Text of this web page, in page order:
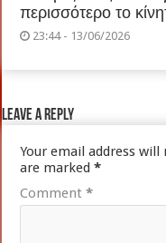
περισσότερο το
23:44 - 13/06/2026
Leave a Reply
Your email address
are marked*
Comment*